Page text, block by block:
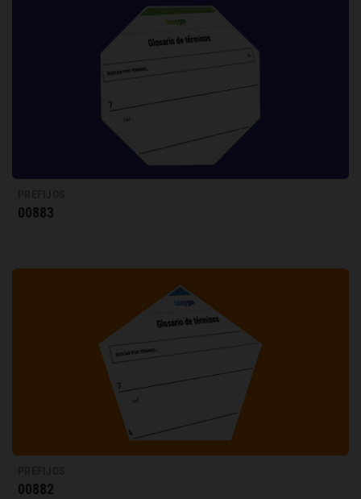
00883
00882